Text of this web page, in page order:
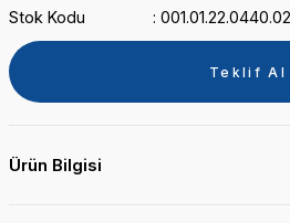
Stok Kodu
001.01.22.0440.02
Teklif Al
Ürün Bilgisi